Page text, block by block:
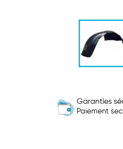
Garanties
Paiement